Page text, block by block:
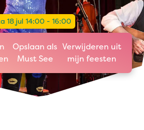
18 jul 14:00 - 16:00
Opslaan als
Must See
Verwijderen uit
mijn feesten